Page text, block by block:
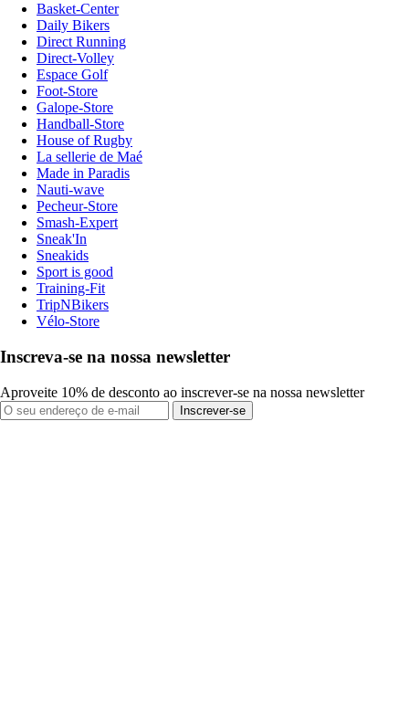
Basket-Center
Daily Bikers
Direct Running
Direct-Volley
Espace Golf
Foot-Store
Galope-Store
Handball-Store
House of Rugby
La sellerie de Maé
Made in Paradis
Nauti-wave
Pecheur-Store
Smash-Expert
Sneak'In
Sneakids
Sport is good
Training-Fit
TripNBikers
Vélo-Store
Inscreva-se na nossa newsletter
Aproveite 10% de desconto ao inscrever-se na nossa newsletter
Inscrever-se